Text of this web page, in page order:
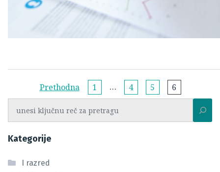
Navigacija
po
stranici
Prethodna 1 … 4 5 6
Kategorije
I razred